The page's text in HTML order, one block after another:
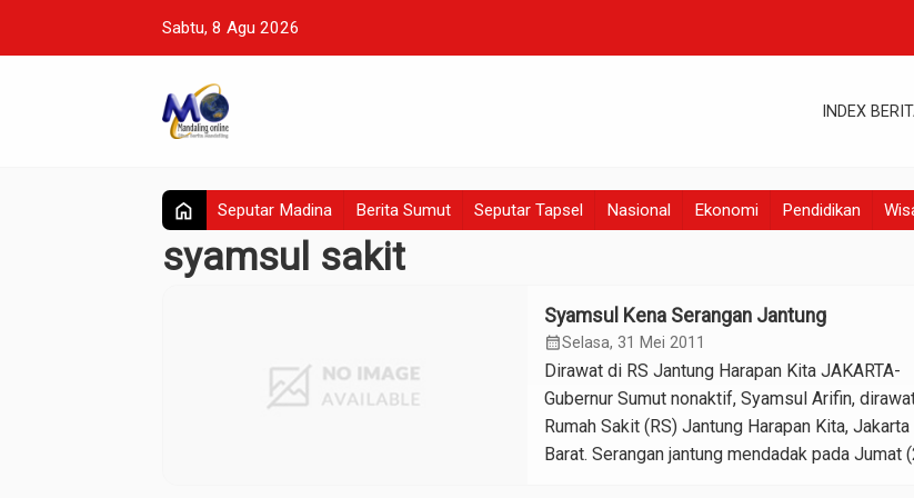
Sabtu, 8 Agu 2026
INDEX
home Seputar Madina Berita Sumut Seputar Tapsel Nasional Ekonomi Pendidikan
syamsul sakit
Syamsul Kena Serangan Jantung
calendar_monthSelasa, 31 Mei 2011
Dirawat di RS Jantung Harapan Kita JAKARTA-
Gubernur Sumut nonaktif, Syamsul Arifin,
Rumah Sakit (RS) Jantung Harapan Kita, Jakarta
Barat. Serangan jantung mendadak pada Jumat